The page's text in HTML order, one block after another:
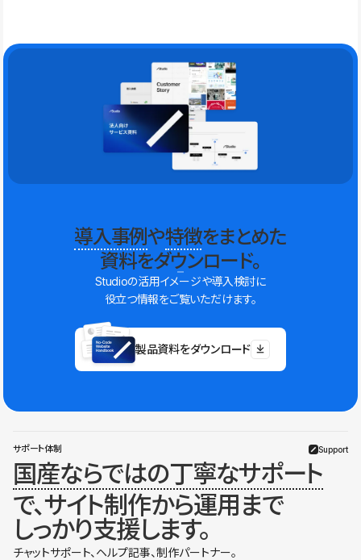
導入事例や特徴をまとめた
資料をダウンロード。
Studioの活用イメージや導入検討に
役立つ情報をご覧いただけます。
製品資料をダウンロード
サポート体制 Support
国産ならではの丁寧なサポート
で、サイト制作から運用まで
しっかり支援します。
チャットサポート、ヘルプ記事、制作パートナー。